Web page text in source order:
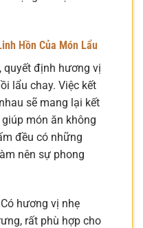
Hồn Của Món Lẩu
quyết định hương vị
lẩu chay. Việc kết
sẽ mang lại kết
món ăn không
đều có những
nên sự phong
hương vị nhẹ
rất phù hợp cho